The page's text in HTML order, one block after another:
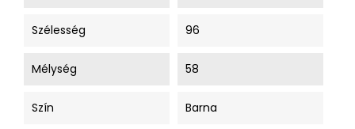
Szélesség 96
Mélység 58
Szín Barna